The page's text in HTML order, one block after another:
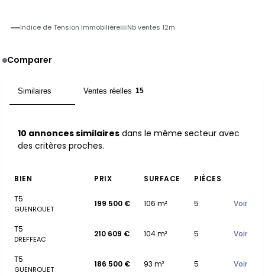
Indice de Tension Immobilière Nb ventes 12m
Comparer
Similaires Ventes réelles 15
10 annonces similaires dans le même secteur avec
des critères proches.
BIEN PRIX SURFACE
PIÈCES
T5
GUENROUET
199 500 € 106 m² 5 Voir
T5
DREFFEAC
210 609 € 104 m² 5 Voir
T5
GUENROUET
186 500 € 93 m² 5 Voir